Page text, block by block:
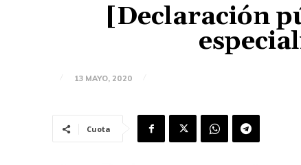
[Declaración
13 MAYO, 2020
Cuota